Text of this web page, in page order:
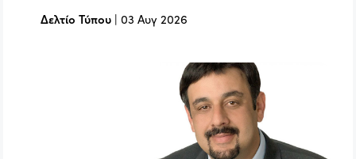
Δελτίο Τύπου |03 Αυγ 2026